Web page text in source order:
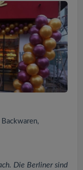
Backwaren,
Die Berliner sind